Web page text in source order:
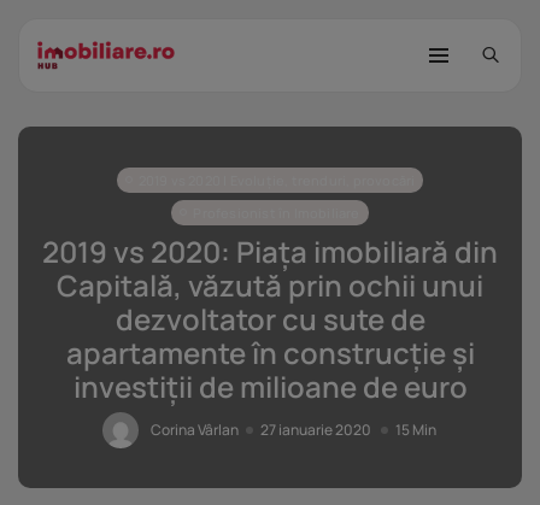
STUDIU Imobiliare.ro: Câtă încredere
mai...
25 noiembrie 2025 8 Min
Investițiile publice și private
25 noiembrie 2025 9 Min
2019 vs 2020: Piața imobiliară din
Capitală, văzută prin ochii unui
dezvoltator cu sute de
apartamente în construcție și
investiții de milioane de euro
Corina Vârlan 27 ianuarie 2020 15 Min